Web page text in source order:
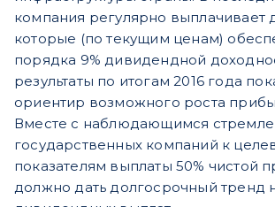
компания регулярно выплачивает
которые (по текущим ценам)
порядка 9% дивидендной
результаты по итогам 2016 года
ориентир возможного роста
Вместе с наблюдающимся
государственных компаний к
показателям выплаты 50% чистой
должно дать долгосрочный тренд